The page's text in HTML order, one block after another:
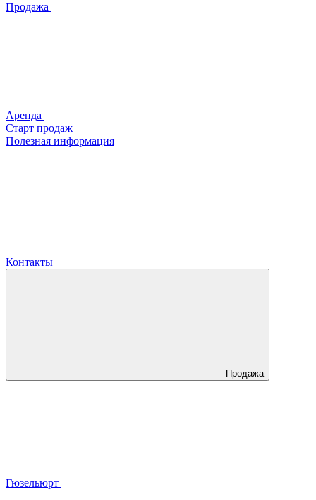
Продажа
Аренда
Старт продаж
Полезная информация
Контакты
Продажа
Гюзельюрт